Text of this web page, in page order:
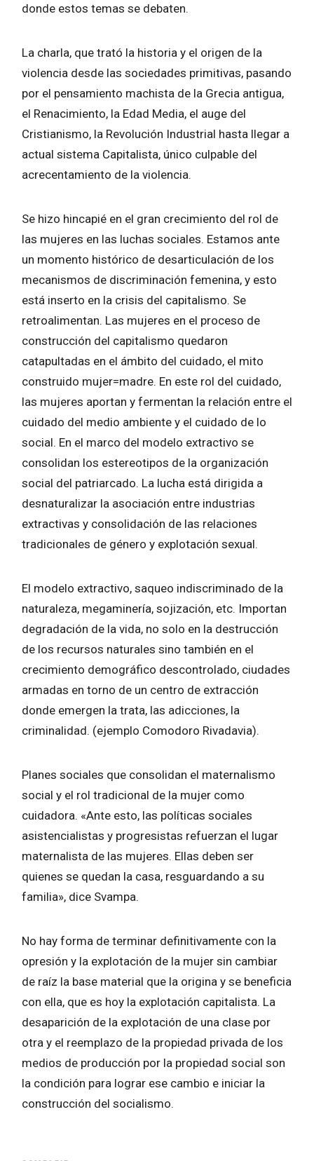
donde estos temas se debaten.
La charla, que trató la historia y el origen de la
violencia desde las sociedades primitivas, pasando
por el pensamiento machista de la Grecia antigua,
el Renacimiento, la Edad Media, el auge del
Cristianismo, la Revolución Industrial hasta llegar a
actual sistema Capitalista, único culpable del
acrecentamiento de la violencia.
Se hizo hincapié en el gran crecimiento del rol de
las mujeres en las luchas sociales. Estamos ante
un momento histórico de desarticulación de los
mecanismos de discriminación femenina, y esto
está inserto en la crisis del capitalismo. Se
retroalimentan. Las mujeres en el proceso de
construcción del capitalismo quedaron
catapultadas en el ámbito del cuidado, el mito
construido mujer=madre. En este rol del cuidado,
las mujeres aportan y fermentan la relación entre el
cuidado del medio ambiente y el cuidado de lo
social. En el marco del modelo extractivo se
consolidan los estereotipos de la organización
social del patriarcado. La lucha está dirigida a
desnaturalizar la asociación entre industrias
extractivas y consolidación de las relaciones
tradicionales de género y explotación sexual.
El modelo extractivo, saqueo indiscriminado de la
naturaleza, megaminería, sojización, etc. Importan
degradación de la vida, no solo en la destrucción
de los recursos naturales sino también en el
crecimiento demográfico descontrolado, ciudades
armadas en torno de un centro de extracción
donde emergen la trata, las adicciones, la
criminalidad. (ejemplo Comodoro Rivadavia).
Planes sociales que consolidan el maternalismo
social y el rol tradicional de la mujer como
cuidadora. «Ante esto, las políticas sociales
asistencialistas y progresistas refuerzan el lugar
maternalista de las mujeres. Ellas deben ser
quienes se quedan la casa, resguardando a su
familia», dice Svampa.
No hay forma de terminar definitivamente con la
opresión y la explotación de la mujer sin cambiar
de raíz la base material que la origina y se beneficia
con ella, que es hoy la explotación capitalista. La
desaparición de la explotación de una clase por
otra y el reemplazo de la propiedad privada de los
medios de producción por la propiedad social son
la condición para lograr ese cambio e iniciar la
construcción del socialismo.